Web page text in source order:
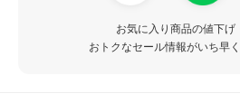
お気に入り商品の値下げ
おトクなセール情報がいち早